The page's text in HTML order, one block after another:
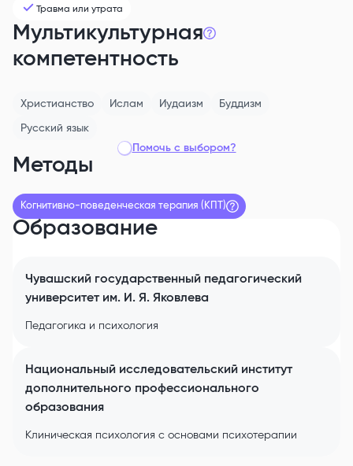
Травма или утрата
Мультикультурная
компетентность
Христианство Ислам Иудаизм Буддизм
Русский язык
Помочь с выбором?
Методы
Когнитивно-поведенческая терапия (КПТ)
Образование
Чувашский государственный педагогический
университет им. И. Я. Яковлева
Педагогика и психология
Национальный исследовательский институт
дополнительного профессионального
образования
Клиническая психология с основами психотерапии